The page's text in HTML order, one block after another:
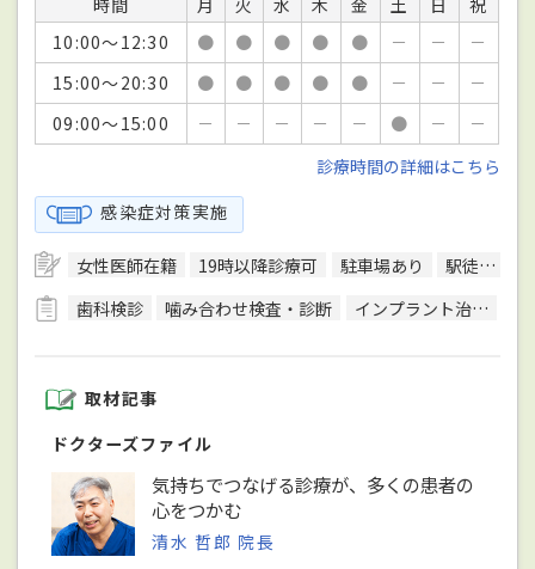
10:00～12:30
● ● ● ● ● － －
－
15:00～20:30
● ● ● ● ● － －
－
09:00～15:00
－ － － － － ● －
－
診療時間の詳細はこちら
感染症対策実施
女性医師在籍 19時以降診療可 駐車場あり
駅徒歩5分圏内
歯科検診
噛み合わせ検査・診断 インプラント治療
取材記事
ドクターズファイル
気持ちでつなげる診療が、多くの患者の
心をつかむ
清水 哲郎 院長